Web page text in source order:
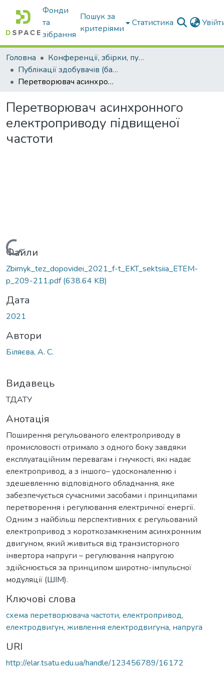
Фонди
та
зібрання
Пошук за
критеріями
Статистика
Головна
Конференції, збірки, публікації молодих вчених і здобувачів : магістрів, бакалаврів, аспірантів.
Публікації здобувачів (бакалаврів. магістрів, аспірантів)
Перетворювач асинхронного електроприводу підвищеної частоти
Перетворювач асинхронного
електроприводу підвищеної
частоти
Вантажиться...
Файли
Zbirnyk_tez_dopovidei_2021_f-t_EKT_sektsiia_ETEM-
p_209-211.pdf(638.64 KB)
Дата
2021
Автори
Біляєва, А. С.
Видавець
ТДАТУ
Анотація
Поширення регульованого електроприводу в
промисловості отримало з одного боку завдяки
експлуатаційним перевагам і гнучкості, які надає
електропривод, а з іншого– удосконаленню і
здешевленню відповідного обладнання, яке
забезпечується сучасними засобами і принципами
перетворення і регулювання електричної енергії.
Одним з найбільш перспективних є регульований
електропривод з короткозамкненим асинхронним
двигуном, який живиться від транзисторного
інвертора напруги – регулювання напругою
здійснюється за принципом широтно-імпульсної
модуляції (ШІМ).
Ключові слова
схема перетворювача частоти, електропривод,
електродвигун, живлення електродвигуна, напруга
URI
http://elar.tsatu.edu.ua/handle/123456789/16172